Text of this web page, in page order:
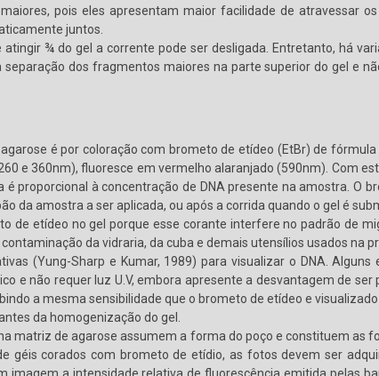
pois eles apresentam maior facilidade de atravessar
juntos.
¾ do gel a corrente pode ser desligada. Entretanto, há
dos fragmentos maiores na parte superior do gel e
é por coloração com brometo de etídeo (EtBr) de
e 360nm), fluoresce em vermelho alaranjado (590nm). Com
proporcional à concentração de DNA presente na amostra. O
da amostra a ser aplicada, ou após a corrida quando o gel é
de etídeo no gel porque esse corante interfere no padrão de
da vidraria, da cuba e demais utensílios usados na
(Yung-Sharp e Kumar, 1989) para visualizar o DNA.
e não requer luz U.V, embora apresente a desvantagem de
a mesma sensibilidade que o brometo de etídeo e
da homogenização do gel.
matriz de agarose assumem a forma do poço e constituem as
géis corados com brometo de etídio, as fotos devem ser